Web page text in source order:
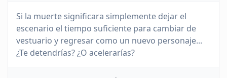
Si la muerte significara simplemente dejar el
escenario el tiempo suficiente para cambiar de
vestuario y regresar como un nuevo personaje...
¿Te detendrías? ¿O acelerarías?